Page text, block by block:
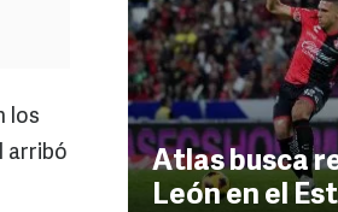
Atlas busca
León en el
los
arribó